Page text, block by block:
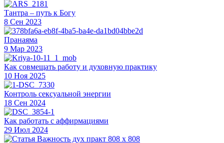
Тантра – путь к Богу
8 Сен 2023
Пранаяма
9 Мар 2023
Как совмещать работу и духовную практику
10 Ноя 2025
Контроль сексуальной энергии
18 Сен 2024
Как работать с аффирмациями
29 Июл 2024